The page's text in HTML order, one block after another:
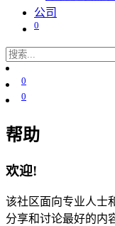
0
0
0
帮助
欢迎!
该社区面向专业人士
分享和讨论最好的内